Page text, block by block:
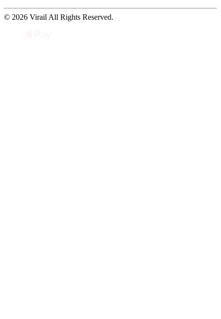
© 2026 Virail All Rights Reserved.